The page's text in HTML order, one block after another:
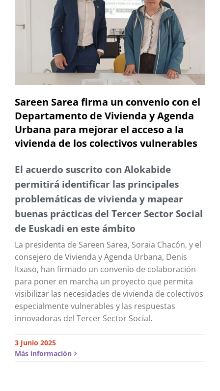
Sareen Sarea firma un convenio con el
Departamento de Vivienda y Agenda
Urbana para mejorar el acceso a la
vivienda de los colectivos vulnerables
El acuerdo suscrito con Alokabide
permitirá identificar las principales
problemáticas de vivienda y mapear
buenas prácticas del Tercer Sector Social
de Euskadi en este ámbito
La presidenta de Sareen Sarea, Soraia Chacón, y el
consejero de Vivienda y Agenda Urbana, Denis
Itxaso, han firmado un convenio de colaboración
para poner en marcha un proyecto que permita
visibilizar las necesidades de vivienda de colectivos
especialmente vulnerables y las respuestas
innovadoras del Tercer Sector Social.
3 Junio 2025
Más información